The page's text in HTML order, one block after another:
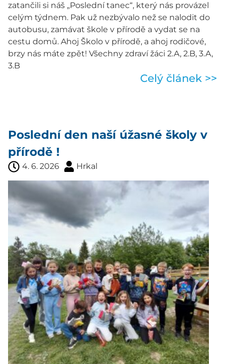
zatančili si náš „Poslední tanec“, který nás provázel
celým týdnem. Pak už nezbývalo než se nalodit do
autobusu, zamávat škole v přírodě a vydat se na
cestu domů. Ahoj Školo v přírodě, a ahoj rodičové,
brzy nás máte zpět! Všechny zdraví žáci 2.A, 2.B, 3.A,
3.B
Celý článek >>
Poslední den naší úžasné školy v
přírodě !
4. 6. 2026 Hrkal